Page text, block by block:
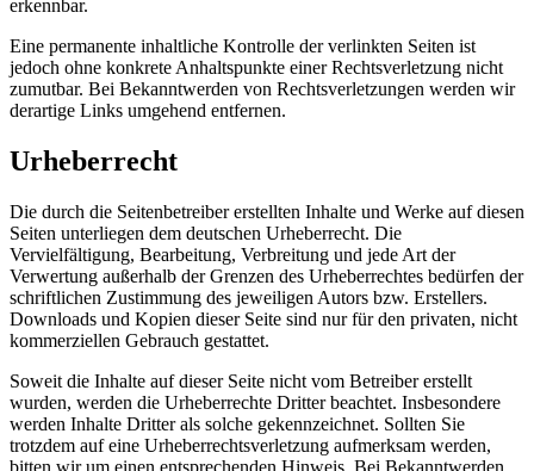
erkennbar.
Eine permanente inhaltliche Kontrolle der verlinkten Seiten ist
jedoch ohne konkrete Anhaltspunkte einer Rechtsverletzung nicht
zumutbar. Bei Bekanntwerden von Rechtsverletzungen werden wir
derartige Links umgehend entfernen.
Urheberrecht
Die durch die Seitenbetreiber erstellten Inhalte und Werke auf diesen
Seiten unterliegen dem deutschen Urheberrecht. Die
Vervielfältigung, Bearbeitung, Verbreitung und jede Art der
Verwertung außerhalb der Grenzen des Urheberrechtes bedürfen der
schriftlichen Zustimmung des jeweiligen Autors bzw. Erstellers.
Downloads und Kopien dieser Seite sind nur für den privaten, nicht
kommerziellen Gebrauch gestattet.
Soweit die Inhalte auf dieser Seite nicht vom Betreiber erstellt
wurden, werden die Urheberrechte Dritter beachtet. Insbesondere
werden Inhalte Dritter als solche gekennzeichnet. Sollten Sie
trotzdem auf eine Urheberrechtsverletzung aufmerksam werden,